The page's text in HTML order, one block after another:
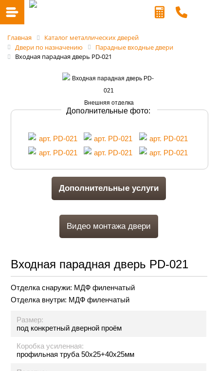
Главная
Каталог металлических дверей
Двери по назначению
Парадные входные двери
Входная парадная дверь PD-021
Дополнительные фото:
Дополнительные услуги
Видео монтажа двери
Входная парадная дверь PD-021
Отделка снаружи: МДФ филенчатый
Отделка внутри: МДФ филенчатый
Размер:
под конкретный дверной проём
Коробка усиленная:
профильная труба 50х25+40х25мм